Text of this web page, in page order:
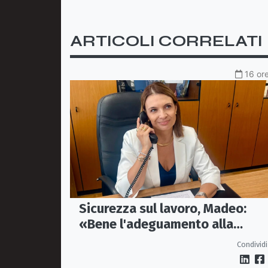
ARTICOLI CORRELATI
16
Sicurezza sul lavoro, Madeo:
«Bene l'adeguamento alla
normativa nazionale, servono